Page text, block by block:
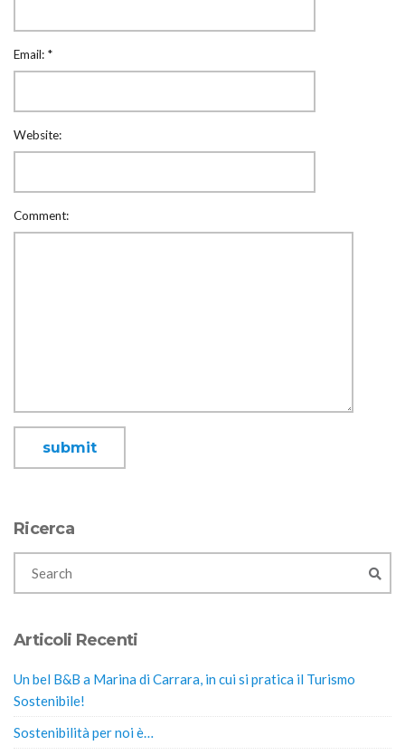
Email: *
Website:
Comment:
Ricerca
Articoli Recenti
Un bel B&B a Marina di Carrara, in cui si pratica il Turismo
Sostenibile!
Sostenibilità per noi è…